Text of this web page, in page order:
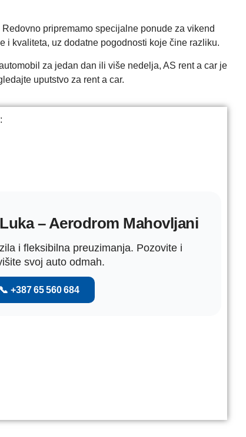
pripremamo specijalne ponude za vikend
i kvaliteta, uz dodatne pogodnosti koje čine razliku.
za jedan dan ili više nedelja, AS rent a car je
uputstvo za rent a car.
– Aerodrom Mahovljani
i fleksibilna preuzimanja. Pozovite i
svoj auto odmah.
📞 +387 65 560 684